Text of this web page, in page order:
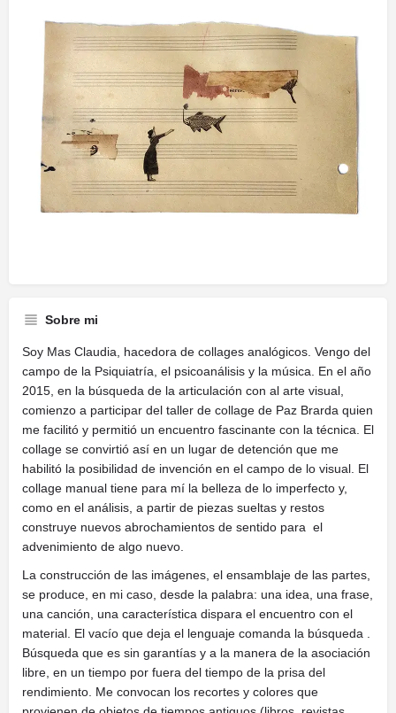
Sobre mi
Soy Mas Claudia, hacedora de collages analógicos. Vengo del
campo de la Psiquiatría, el psicoanálisis y la música. En el año
2015, en la búsqueda de la articulación con al arte visual,
comienzo a participar del taller de collage de Paz Brarda quien
me facilitó y permitió un encuentro fascinante con la técnica. El
collage se convirtió así en un lugar de detención que me
habilitó la posibilidad de invención en el campo de lo visual. El
collage manual tiene para mí la belleza de lo imperfecto y,
como en el análisis, a partir de piezas sueltas y restos
construye nuevos abrochamientos de sentido para el
advenimiento de algo nuevo.
La construcción de las imágenes, el ensamblaje de las partes,
se produce, en mi caso, desde la palabra: una idea, una frase,
una canción, una característica dispara el encuentro con el
material. El vacío que deja el lenguaje comanda la búsqueda .
Búsqueda que es sin garantías y a la manera de la asociación
libre, en un tiempo por fuera del tiempo de la prisa del
rendimiento. Me convocan los recortes y colores que